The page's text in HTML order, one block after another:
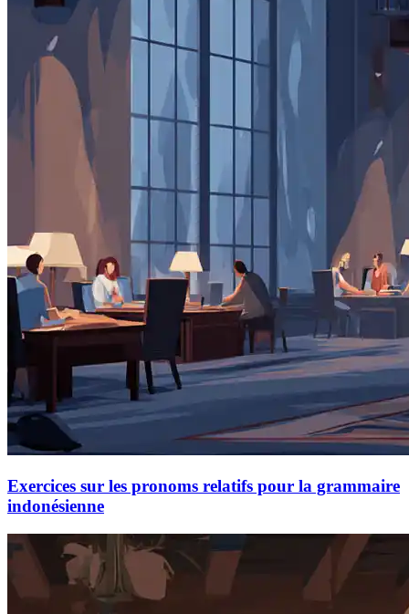
Exercices sur les pronoms relatifs pour la grammaire
indonésienne